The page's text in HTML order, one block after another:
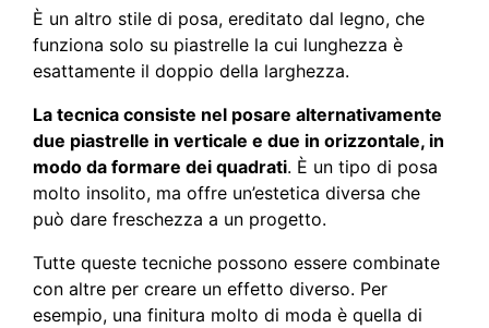
È un altro stile di posa, ereditato dal legno, che
funziona solo su piastrelle la cui lunghezza è
esattamente il doppio della larghezza.
La tecnica consiste nel posare alternativamente
due piastrelle in verticale e due in orizzontale, in
modo da formare dei quadrati. È un tipo di posa
molto insolito, ma offre un’estetica diversa che
può dare freschezza a un progetto.
Tutte queste tecniche possono essere combinate
con altre per creare un effetto diverso. Per
esempio, una finitura molto di moda è quella di